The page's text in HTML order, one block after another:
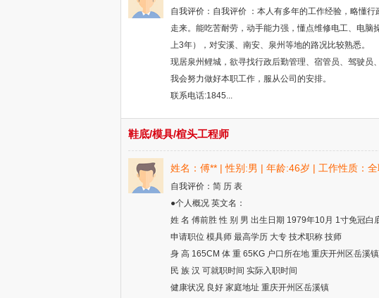
自我评价：自我评价 ：本人有多年的工作经验，略懂
走来。能吃苦耐劳，动手能力强，懂点维修电工、电
上3年），对安溪、南安、泉州等地的路况比较熟悉。
现居泉州鲤城，欲寻找行政后勤管理、宿管员、驾驶员
我会努力做好本职工作，服从公司的安排。
联系电话:1845...
鞋底/模具/楦头工程师
姓名：傅** | 性别:男 | 年龄:46岁 | 工作性质：全
自我评价：简 历 表
●个人概况 英文名：
姓 名 傅前胜 性 别 男 出生日期 1979年10月 1寸免冠白
申请职位 模具师 最高学历 大专 技术职称 技师
身 高 165CM 体 重 65KG 户口所在地 重庆开州区岳溪
民 族 汉 可就职时间 实际入职时间
健康状况 良好 家庭地址 重庆开州区岳溪镇